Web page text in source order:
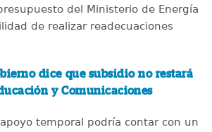
del Ministerio de Energía
de realizar readecuaciones
dice que subsidio no restará
y Comunicaciones
temporal podría contar con un